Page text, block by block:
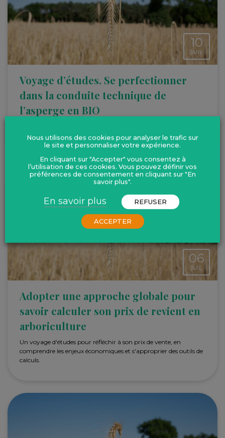
10
JANV.
Voyage d’études. Se perfectionner
dans la conduite technique de
l’asperge en BIO
découvrir la filière grâce aux visites
06
JUIL.
Adopter une approche globale pour
savoir calculer son prix de revient en
arboriculture
Un voyage d'études pour réfléchir à son prix de vente, en
comprendre les enjeux économiques et s'approprier des outils de
calculs.
Nous utilisons des cookies pour analyser le trafic sur
le site et personnaliser votre expérience.
En cliquant sur "Accepter" vous consentez à
l’utilisation de ces cookies. Vous pouvez définir vos
préférences de consentement en cliquant sur "En
savoir plus".
En savoir plus REFUSER
ACCEPTER